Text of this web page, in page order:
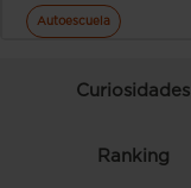
Autoescuela
Curiosidades
Ranking